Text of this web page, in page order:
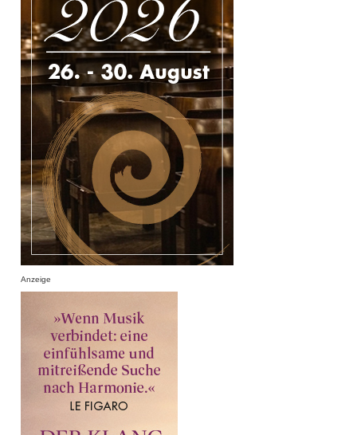
Anzeige